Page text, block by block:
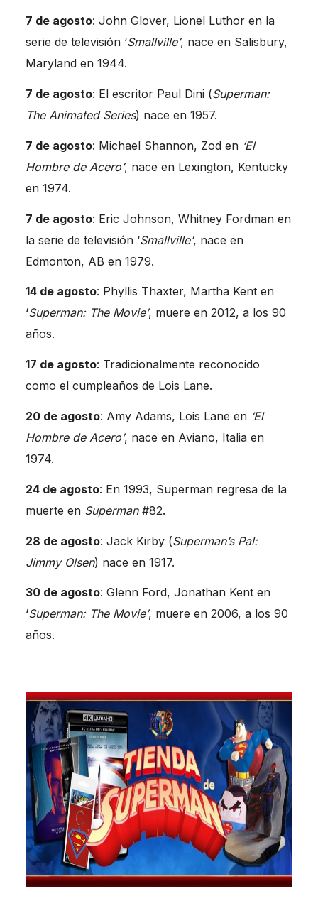
7 de agosto: John Glover, Lionel Luthor en la
serie de televisión ‘Smallville’, nace en Salisbury,
Maryland en 1944.
7 de agosto: El escritor Paul Dini (Superman:
The Animated Series) nace en 1957.
7 de agosto: Michael Shannon, Zod en ‘El
Hombre de Acero’, nace en Lexington, Kentucky
en 1974.
7 de agosto: Eric Johnson, Whitney Fordman en
la serie de televisión ‘Smallville’, nace en
Edmonton, AB en 1979.
14 de agosto: Phyllis Thaxter, Martha Kent en
‘Superman: The Movie’, muere en 2012, a los 90
años.
17 de agosto: Tradicionalmente reconocido
como el cumpleaños de Lois Lane.
20 de agosto: Amy Adams, Lois Lane en ‘El
Hombre de Acero’, nace en Aviano, Italia en
1974.
24 de agosto: En 1993, Superman regresa de la
muerte en Superman#82.
28 de agosto: Jack Kirby (Superman’s Pal:
Jimmy Olsen) nace en 1917.
30 de agosto: Glenn Ford, Jonathan Kent en
‘Superman: The Movie’, muere en 2006, a los 90
años.